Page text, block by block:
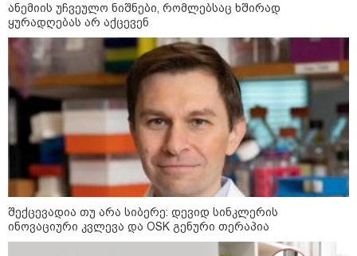
ჰორმუზის სრუტის გახსნამდე აშშ-
ს მოთხოვნებს უყენებს
ტარიელ კაკაბაძე - ნატა
ვიბლიანის საქმეზე საზოგადოება
უახლოეს დღეებში გაიგებს
სიახლეს, დაიდება პირველი
მნიშვნელოვანი შედეგი და
ოფიციალურად ცნობენ
დაზარალებულად
ყვარელში თვითნებურად
მოწყობილ ავტორბოლაზე
არასრუწლოვნის დაღუპვის
საქმეზე 2 პირს ბრალი წარედგინა
ანემიის უჩვეულო ნიშნები, რომლებსაც ხშირად
ყურადღებას არ აქცევენ
შექცევადია თუ არა სიბერე: დევიდ სინკლერის
ინოვაციური კვლევა და OSK გენური თერაპია